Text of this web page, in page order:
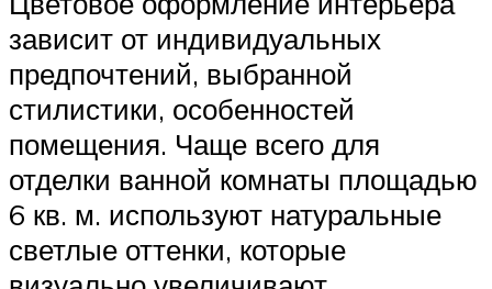
зависит от индивидуальных
предпочтений, выбранной
стилистики, особенностей
помещения. Чаще всего для
отделки ванной комнаты площадью
6 кв. м. используют натуральные
светлые оттенки, которые